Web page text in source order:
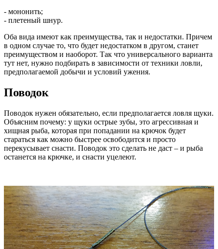
- мононить;
- плетеный шнур.
Оба вида имеют как преимущества, так и недостатки. Причем
в одном случае то, что будет недостатком в другом, станет
преимуществом и наоборот. Так что универсального варианта
тут нет, нужно подбирать в зависимости от техники ловли,
предполагаемой добычи и условий ужения.
Поводок
Поводок нужен обязательно, если предполагается ловля щуки.
Объясним почему: у щуки острые зубы, это агрессивная и
хищная рыба, которая при попадании на крючок будет
стараться как можно быстрее освободится и просто
перекусывает снасти. Поводок это сделать не даст – и рыба
останется на крючке, и снасти уцелеют.